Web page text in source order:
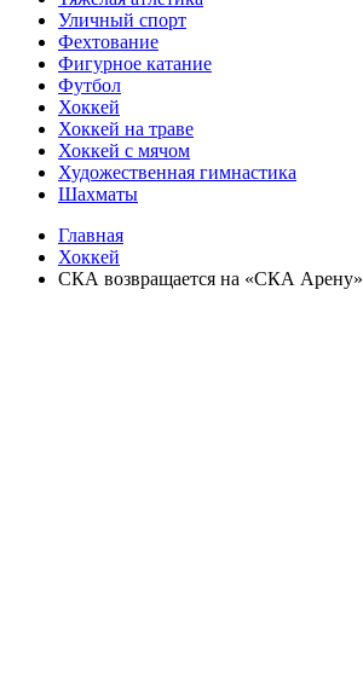
Уличный спорт
Фехтование
Фигурное катание
Футбол
Хоккей
Хоккей на траве
Хоккей с мячом
Художественная гимнастика
Шахматы
Главная
Хоккей
СКА возвращается на «СКА Арену»